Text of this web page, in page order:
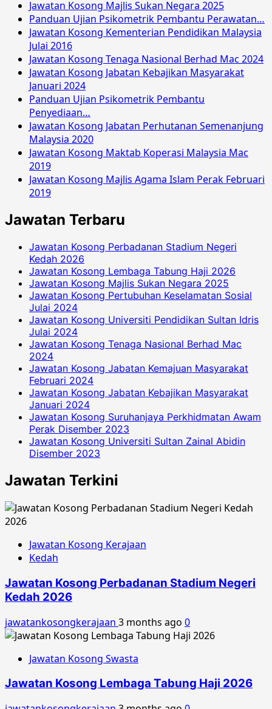
Jawatan Kosong Majlis Sukan Negara 2025
Panduan Ujian Psikometrik Pembantu Perawatan…
Jawatan Kosong Kementerian Pendidikan Malaysia
Julai 2016
Jawatan Kosong Tenaga Nasional Berhad Mac 2024
Jawatan Kosong Jabatan Kebajikan Masyarakat
Januari 2024
Panduan Ujian Psikometrik Pembantu
Penyediaan…
Jawatan Kosong Jabatan Perhutanan Semenanjung
Malaysia 2020
Jawatan Kosong Maktab Koperasi Malaysia Mac
2019
Jawatan Kosong Majlis Agama Islam Perak Februari
2019
Jawatan Terbaru
Jawatan Kosong Perbadanan Stadium Negeri
Kedah 2026
Jawatan Kosong Lembaga Tabung Haji 2026
Jawatan Kosong Majlis Sukan Negara 2025
Jawatan Kosong Pertubuhan Keselamatan Sosial
Julai 2024
Jawatan Kosong Universiti Pendidikan Sultan Idris
Julai 2024
Jawatan Kosong Tenaga Nasional Berhad Mac
2024
Jawatan Kosong Jabatan Kemajuan Masyarakat
Februari 2024
Jawatan Kosong Jabatan Kebajikan Masyarakat
Januari 2024
Jawatan Kosong Suruhanjaya Perkhidmatan Awam
Perak Disember 2023
Jawatan Kosong Universiti Sultan Zainal Abidin
Disember 2023
Jawatan Terkini
Jawatan Kosong Kerajaan
Kedah
Jawatan Kosong Perbadanan Stadium Negeri
Kedah 2026
jawatankosongkerajaan 3 months ago 0
Jawatan Kosong Swasta
Jawatan Kosong Lembaga Tabung Haji 2026